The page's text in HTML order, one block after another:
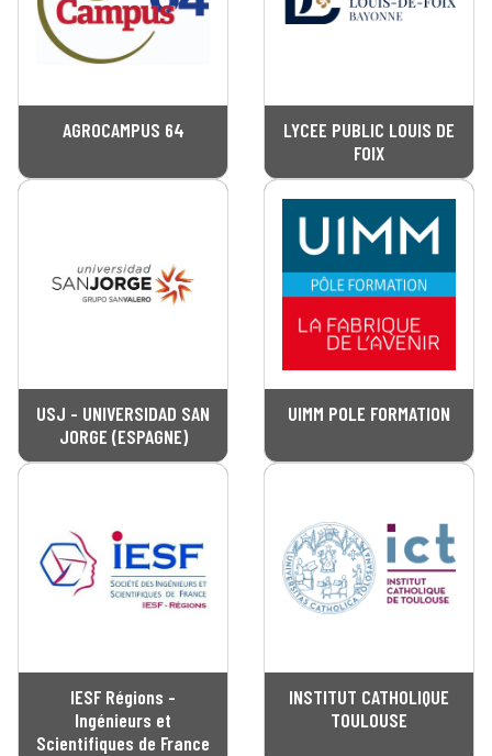
AGROCAMPUS 64
LYCEE PUBLIC LOUIS DE
FOIX
USJ - UNIVERSIDAD SAN
JORGE (ESPAGNE)
UIMM POLE FORMATION
IESF Régions -
Ingénieurs et
Scientifiques de France
INSTITUT CATHOLIQUE
TOULOUSE